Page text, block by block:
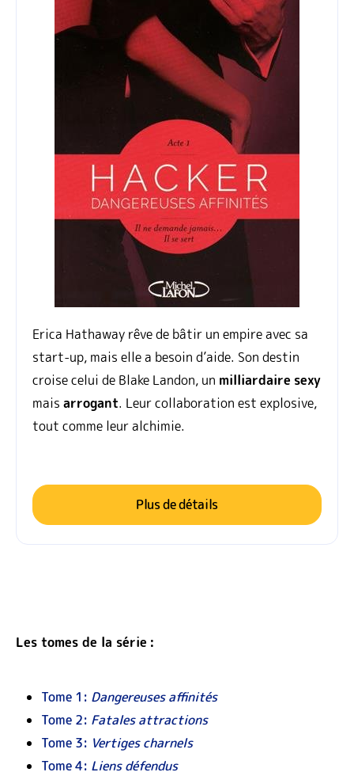
Erica Hathaway rêve de bâtir un empire avec sa
start-up, mais elle a besoin d’aide. Son destin
croise celui de Blake Landon, un milliardaire sexy
mais arrogant. Leur collaboration est explosive,
tout comme leur alchimie.
Plus de détails
Les tomes de la série :
Tome 1: Dangereuses affinités
Tome 2: Fatales attractions
Tome 3: Vertiges charnels
Tome 4: Liens défendus